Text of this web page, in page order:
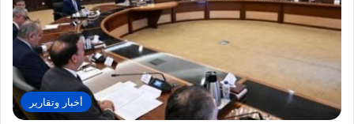
أخبار وتقارير